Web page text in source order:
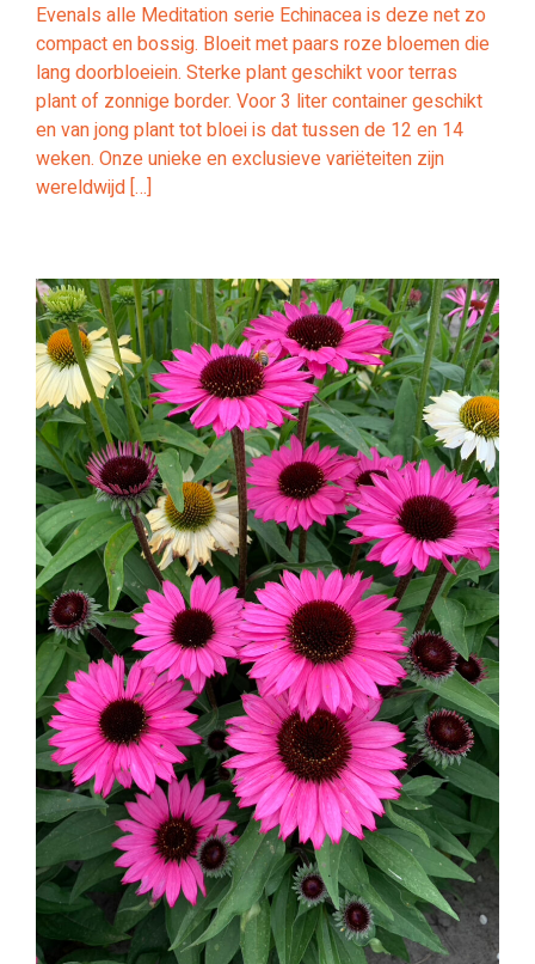
Evenals alle Meditation serie Echinacea is deze net zo
compact en bossig. Bloeit met paars roze bloemen die
lang doorbloeiein. Sterke plant geschikt voor terras
plant of zonnige border. Voor 3 liter container geschikt
en van jong plant tot bloei is dat tussen de 12 en 14
weken. Onze unieke en exclusieve variëteiten zijn
wereldwijd […]